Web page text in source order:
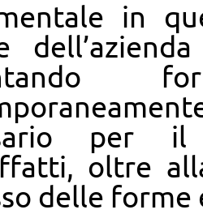
in
per il
oltre
delle